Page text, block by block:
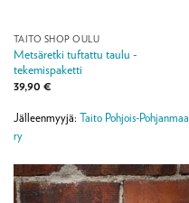
TAITO SHOP OULU
Metsäretki tuftattu taulu -
tekemispaketti
39,90 €
Jälleenmyyjä: Taito Pohjois-Pohjanmaa
ry